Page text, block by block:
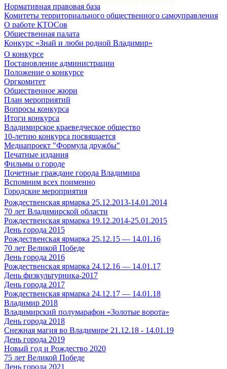
Нормативная правовая база
Комитеты территориального общественного самоуправления
О работе КТОСов
Общественная палата
Конкурс «Знай и люби родной Владимир»
О конкурсе
Постановление администрации
Положение о конкурсе
Оргкомитет
Общественное жюри
План мероприятий
Вопросы конкурса
Итоги конкурса
Владимирское краеведческое общество
10-летию конкурса посвящается
Медиапроект "Формула дружбы"
Печатные издания
Фильмы о городе
Почетные граждане города Владимира
Вспомним всех поименно
Городские мероприятия
Рождественская ярмарка 25.12.2013-14.01.2014
70 лет Владимирской области
Рождественская ярмарка 19.12.2014-25.01.2015
День города 2015
Рождественская ярмарка 25.12.15 — 14.01.16
70 лет Великой Победе
День города 2016
Рождественская ярмарка 24.12.16 — 14.01.17
День физкультурника-2017
День города 2017
Рождественская ярмарка 24.12.17 — 14.01.18
Владимир 2018
Владимирский полумарафон «Золотые ворота»
День города 2018
Снежная магия во Владимире 21.12.18 - 14.01.19
День города 2019
Новый год и Рождество 2020
75 лет Великой Победе
День города 2021